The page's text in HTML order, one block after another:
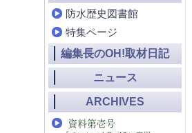
防水歴史図書館
特集ページ
編集長のOH!取材日記
ニュース
ARCHIVES